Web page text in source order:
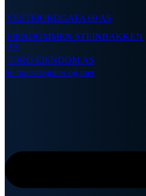
VESTFJORDGATA 69 AS
EIENDOMMEN STEINBAKKEN
AS
TORO EIENDOM AS
Se transaksjoner og mer